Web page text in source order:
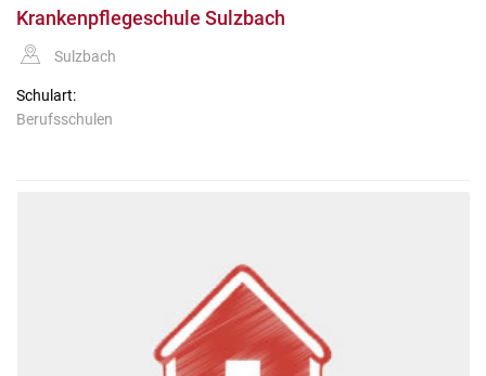
Krankenpflegeschule Sulzbach
Sulzbach
Schulart:
Berufsschulen